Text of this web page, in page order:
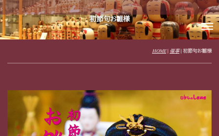
初節句お雛様
HOME| 催事| 初節句お雛様